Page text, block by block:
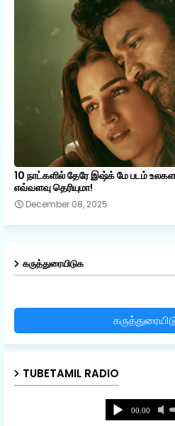
10 நாட்களில் தேரே இஷ்க் மே படம்
எவ்வளவு தெரியுமா!
December 08, 2025
கருத்துரையிடுக
TUBETAMIL RADIO